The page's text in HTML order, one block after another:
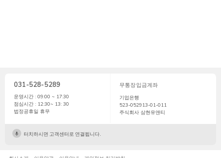
031-528-5289
운영시간 : 09:00 ~ 17:30
점심시간 : 12:30~ 13: 30
법정공휴일 휴무
무통장입금계좌
기업은행
523-052913-01-011
주식회사 삼현유앤티
터치하시면 고객센터로 연결됩니다.